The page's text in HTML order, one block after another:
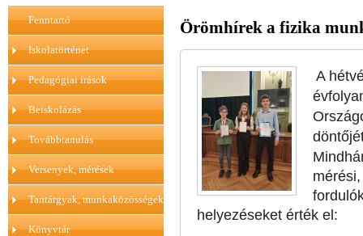
Fenntartó
Iskolatörténet
Pedagógiai írások
Beiskolázás
Továbbtanulás
Versenyek, mérések
Tantárgyak, munkaközösségek
Könyvtár
Örömhírek a fizika
A
helyezéseket érték el: